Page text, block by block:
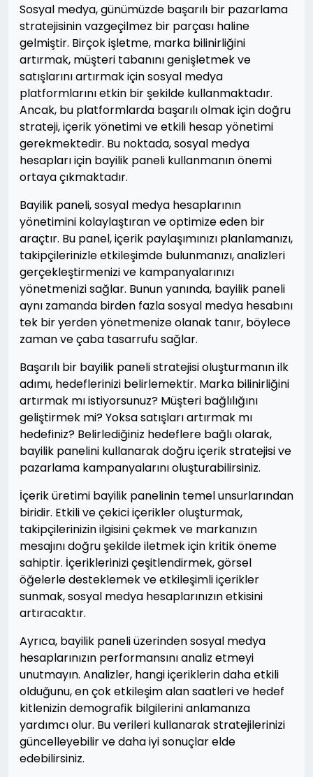
Sosyal medya, günümüzde başarılı bir pazarlama
stratejisinin vazgeçilmez bir parçası haline
gelmiştir. Birçok işletme, marka bilinirliğini
artırmak, müşteri tabanını genişletmek ve
satışlarını artırmak için sosyal medya
platformlarını etkin bir şekilde kullanmaktadır.
Ancak, bu platformlarda başarılı olmak için doğru
strateji, içerik yönetimi ve etkili hesap yönetimi
gerekmektedir. Bu noktada, sosyal medya
hesapları için bayilik paneli kullanmanın önemi
ortaya çıkmaktadır.
Bayilik paneli, sosyal medya hesaplarının
yönetimini kolaylaştıran ve optimize eden bir
araçtır. Bu panel, içerik paylaşımınızı planlamanızı,
takipçilerinizle etkileşimde bulunmanızı, analizleri
gerçekleştirmenizi ve kampanyalarınızı
yönetmenizi sağlar. Bunun yanında, bayilik paneli
aynı zamanda birden fazla sosyal medya hesabını
tek bir yerden yönetmenize olanak tanır, böylece
zaman ve çaba tasarrufu sağlar.
Başarılı bir bayilik paneli stratejisi oluşturmanın ilk
adımı, hedeflerinizi belirlemektir. Marka bilinirliğini
artırmak mı istiyorsunuz? Müşteri bağlılığını
geliştirmek mi? Yoksa satışları artırmak mı
hedefiniz? Belirlediğiniz hedeflere bağlı olarak,
bayilik panelini kullanarak doğru içerik stratejisi ve
pazarlama kampanyalarını oluşturabilirsiniz.
İçerik üretimi bayilik panelinin temel unsurlarından
biridir. Etkili ve çekici içerikler oluşturmak,
takipçilerinizin ilgisini çekmek ve markanızın
mesajını doğru şekilde iletmek için kritik öneme
sahiptir. İçeriklerinizi çeşitlendirmek, görsel
öğelerle desteklemek ve etkileşimli içerikler
sunmak, sosyal medya hesaplarınızın etkisini
artıracaktır.
Ayrıca, bayilik paneli üzerinden sosyal medya
hesaplarınızın performansını analiz etmeyi
unutmayın. Analizler, hangi içeriklerin daha etkili
olduğunu, en çok etkileşim alan saatleri ve hedef
kitlenizin demografik bilgilerini anlamanıza
yardımcı olur. Bu verileri kullanarak stratejilerinizi
güncelleyebilir ve daha iyi sonuçlar elde
edebilirsiniz.